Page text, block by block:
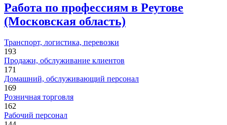
Работа по профессиям в Реутове
(Московская область)
Транспорт, логистика, перевозки
193
Продажи, обслуживание клиентов
171
Домашний, обслуживающий персонал
169
Розничная торговля
162
Рабочий персонал